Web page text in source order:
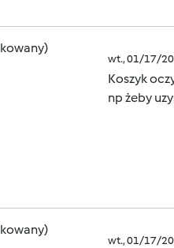
wt., 01/17/
Koszyk
np żeby
wt., 01/17/